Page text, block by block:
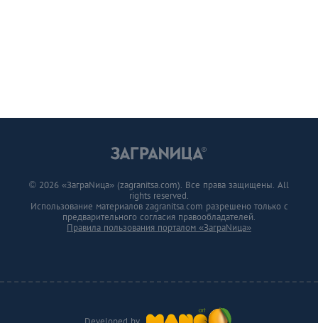
© 2026 «ЗаграNица» (zagranitsa.com). Все права защищены. All
rights reserved.
Использование материалов zagranitsa.com разрешено только с
предварительного согласия правообладателей.
Правила пользования порталом «ЗаграNица»